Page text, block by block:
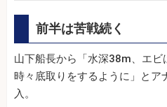
前半は苦戦続く
山下船長から「水深38m、エビ
時々底取りをするように」とア
入。